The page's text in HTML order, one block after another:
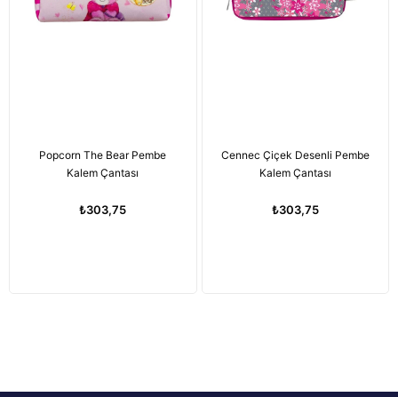
Popcorn The Bear Pembe
Kalem Çantası
₺303,75
Cennec Çiçek Desenli Pembe
Kalem Çantası
₺303,75